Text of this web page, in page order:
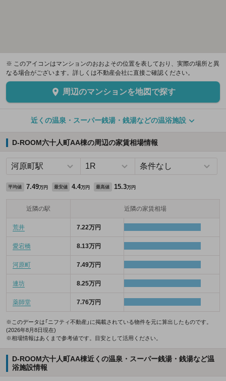
※ このアイコンはマンションのおおよその位置を表しており、実際の場所と異
なる場合がございます。詳しくは不動産会社に直接ご確認ください。
周辺のマンションを地図で探す
近くの温泉・スーパー銭湯・銭湯などの温浴施設
D-ROOM六十人町AA棟の周辺の家賃相場情報
平均値 7.49万円 最安値 4.4万円 最高値 15.3万円
近隣の駅 近隣の家賃相場
荒井 7.22万円
愛宕橋 8.13万円
河原町 7.49万円
連坊 8.25万円
薬師堂 7.76万円
※このデータは「ニフティ不動産」に掲載されている物件を元に算出したものです。
(2026年8月8日現在)
※相場情報はあくまで参考値です。目安として活用ください。
D-ROOM六十人町AA棟近くの温泉・スーパー銭湯・銭湯など温
浴施設情報